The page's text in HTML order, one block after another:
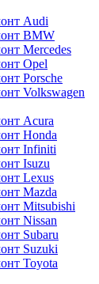
Audi
BMW
Mercedes
Opel
Porsche
Volkswagen
Acura
Honda
Infiniti
Isuzu
Lexus
Mazda
Mitsubishi
Nissan
Subaru
Suzuki
Toyota